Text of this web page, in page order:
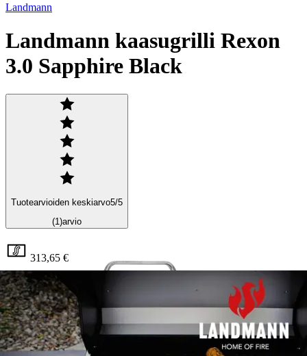
Landmann
Landmann kaasugrilli Rexon
3.0 Sapphire Black
Tuotearvioiden keskiarvo5/5
(1)arvio
313,65 €
Asiakasomistajahinta
Hinta ilman S-Etukorttia:
Verkkokaupan hinta
Valitse toimitustapa